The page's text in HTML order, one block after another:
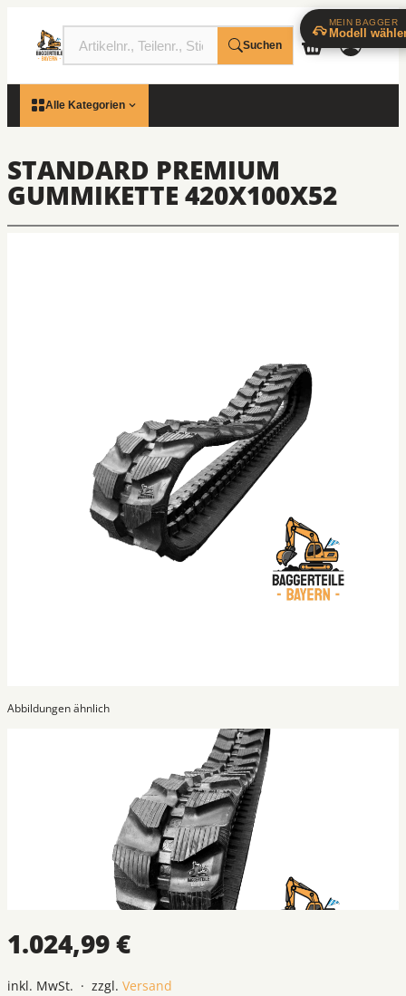
Suchen
Alle Kategorien
STANDARD PREMIUM
GUMMIKETTE 420X100X52
Abbildungen ähnlich
1.024,99 €
inkl. MwSt. · zzgl. Versand
MEIN BAGGER
Modell